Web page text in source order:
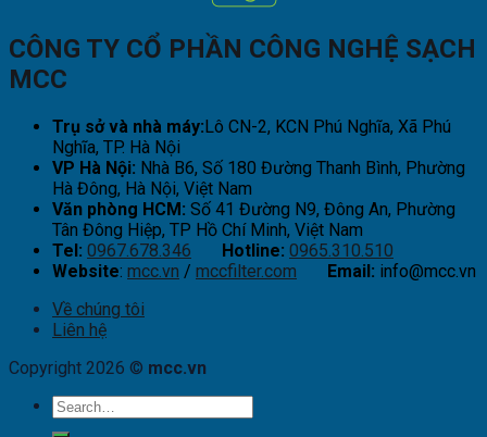
CÔNG TY CỔ PHẦN CÔNG NGHỆ SẠCH
MCC
Trụ sở và nhà máy:Lô CN-2, KCN Phú Nghĩa, Xã Phú
Nghĩa, TP. Hà Nội
VP Hà Nội: Nhà B6, Số 180 Đường Thanh Bình, Phường
Hà Đông, Hà Nội, Việt Nam
Văn phòng HCM: Số 41 Đường N9, Đông An, Phường
Tân Đông Hiệp, TP Hồ Chí Minh, Việt Nam
Tel: 0967.678.346 Hotline: 0965.310.510
Website: mcc.vn / mccfilter.com Email: info@mcc.vn
Về chúng tôi
Liên hệ
Copyright 2026 © mcc.vn